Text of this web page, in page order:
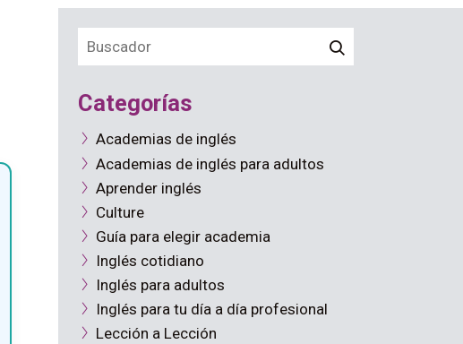
Categorías
Academias de inglés
Academias de inglés para adultos
Aprender inglés
Culture
Guía para elegir academia
Inglés cotidiano
Inglés para adultos
Inglés para tu día a día profesional
Lección a Lección